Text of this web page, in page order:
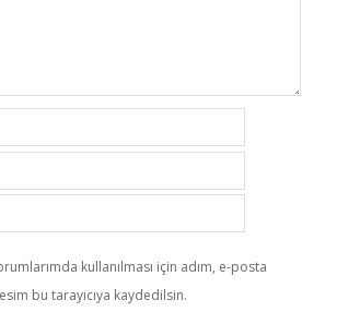
kullanılması için adım, e-posta
bu tarayıcıya kaydedilsin.